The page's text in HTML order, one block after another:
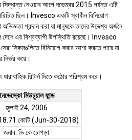
সিদ্ধান্ত নেওয়ার আগে নভেম্বর 2015 পর্যন্ত এটি
ছিল। Invesco একটি স্বাধীন বিনিয়োগ
প্রদান করা যা মানুষকে তাদের উদ্দেশ্য অর্জনে
এর বিশ্বব্যাপী উপস্থিতি রয়েছে। Invesco
সেরা স্কিমগুলিতে বিনিয়োগ করার আশা করতে পারে যা
করে।
রিটার্ন দিতে কঠোর পরিশ্রম করে।
মিউচুয়াল ফান্ড
জুলাই 24, 2006
কোটি (Jun-30-2018)
জনাব. ভি কে চোপড়া